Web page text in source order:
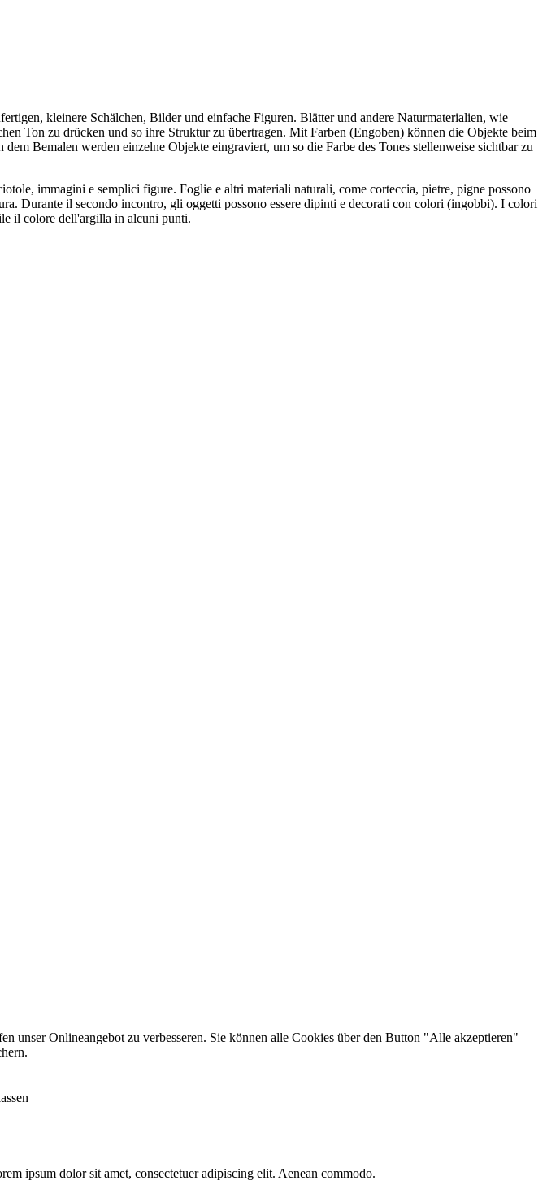
kleinere Schälchen, Bilder und einfache Figuren. Blätter und andere Naturmaterialien, wie
Ton zu drücken und so ihre Struktur zu übertragen. Mit Farben (Engoben) können die Objekte beim
Bemalen werden einzelne Objekte eingraviert, um so die Farbe des Tones stellenweise sichtbar zu
immagini e semplici figure. Foglie e altri materiali naturali, come corteccia, pietre, pigne possono
Durante il secondo incontro, gli oggetti possono essere dipinti e decorati con colori (ingobbi). I colori
il colore dell'argilla in alcuni punti.
unser Onlineangebot zu verbesseren. Sie können alle Cookies über den Button "Alle akzeptieren"
ipsum dolor sit amet, consectetuer adipiscing elit. Aenean commodo.